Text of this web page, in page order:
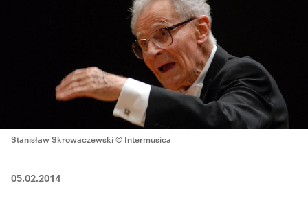
Stanisław Skrowaczewski © Intermusica
05.02.2014